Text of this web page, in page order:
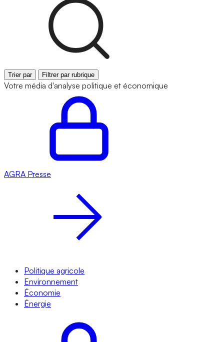
Trier par Filtrer par rubrique
Votre média d'analyse politique et économique
AGRA Presse
Politique agricole
Environnement
Économie
Énergie